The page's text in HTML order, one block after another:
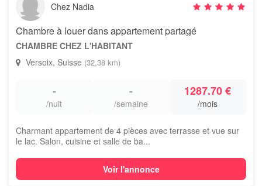
Chez Nadia
Chambre à louer dans appartement partagé
CHAMBRE CHEZ L'HABITANT
Versoix, Suisse (32,38 km)
-
/nuit
-
/semaine
1287.70 €
/mois
Charmant appartement de 4 pièces avec terrasse et vue sur
le lac. Salon, cuisine et salle de ba...
Voir l'annonce